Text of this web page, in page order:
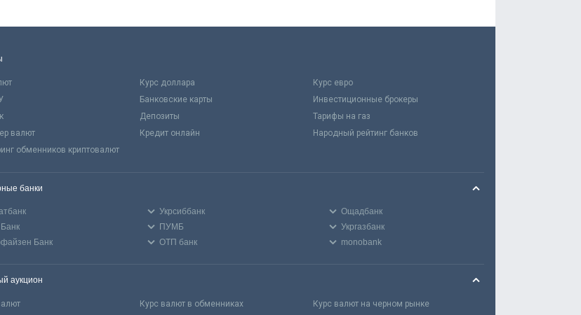
Курс доллара
Курс евро
Банковские карты
Инвестиционные брокеры
Депозиты
Тарифы на газ
валют
Кредит онлайн
Народный рейтинг банков
обменников криптовалют
банки
Укрсиббанк
Ощадбанк
ПУМБ
Укргазбанк
Банк
ОТП банк monobank
аукцион
Курс валют в обменниках
Курс валют на черном рынке